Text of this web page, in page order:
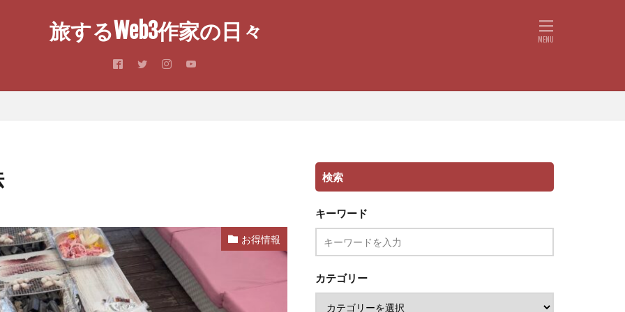
旅するWeb3作家の日々
お得情報
検索
キーワード
カテゴリー